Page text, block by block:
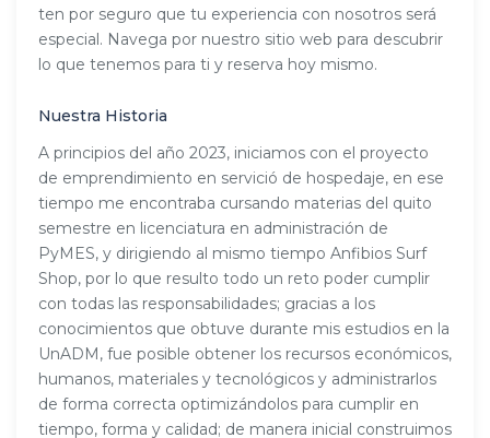
ten por seguro que tu experiencia con nosotros será
especial. Navega por nuestro sitio web para descubrir
lo que tenemos para ti y reserva hoy mismo.
Nuestra Historia
A principios del año 2023, iniciamos con el proyecto
de emprendimiento en servició de hospedaje, en ese
tiempo me encontraba cursando materias del quito
semestre en licenciatura en administración de
PyMES, y dirigiendo al mismo tiempo Anfibios Surf
Shop, por lo que resulto todo un reto poder cumplir
con todas las responsabilidades; gracias a los
conocimientos que obtuve durante mis estudios en la
UnADM, fue posible obtener los recursos económicos,
humanos, materiales y tecnológicos y administrarlos
de forma correcta optimizándolos para cumplir en
tiempo, forma y calidad; de manera inicial construimos